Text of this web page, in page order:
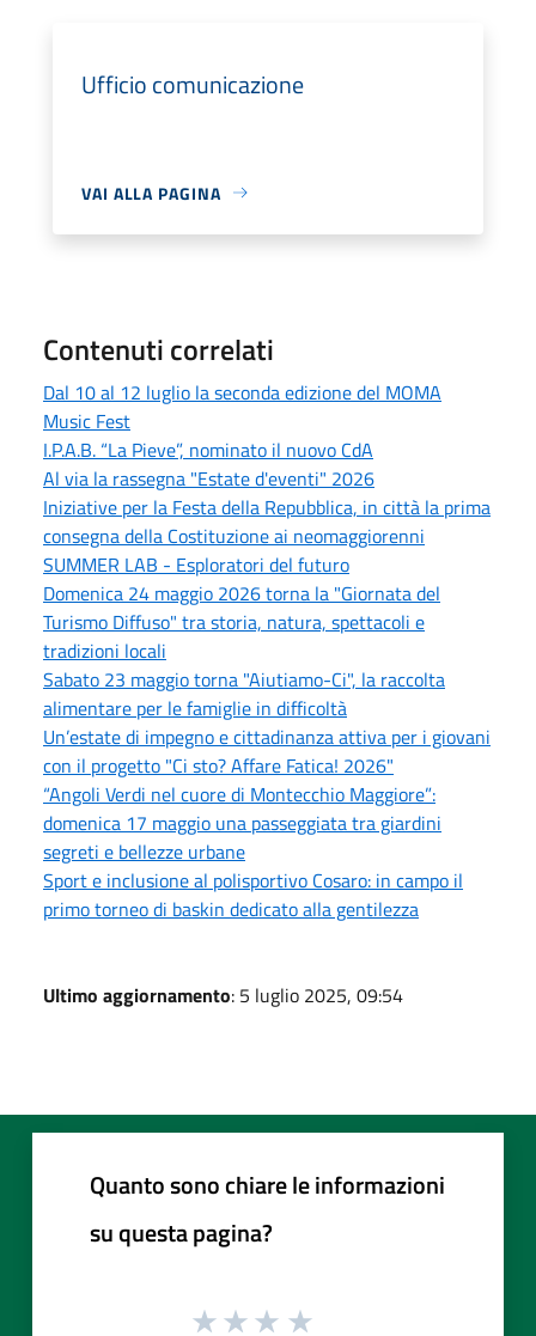
Ufficio comunicazione
VAI ALLA PAGINA
Contenuti correlati
Dal 10 al 12 luglio la seconda edizione del MOMA
Music Fest
I.P.A.B. “La Pieve”, nominato il nuovo CdA
Al via la rassegna "Estate d'eventi" 2026
Iniziative per la Festa della Repubblica, in città la prima
consegna della Costituzione ai neomaggiorenni
SUMMER LAB - Esploratori del futuro
Domenica 24 maggio 2026 torna la "Giornata del
Turismo Diffuso" tra storia, natura, spettacoli e
tradizioni locali
Sabato 23 maggio torna "Aiutiamo-Ci", la raccolta
alimentare per le famiglie in difficoltà
Un’estate di impegno e cittadinanza attiva per i giovani
con il progetto "Ci sto? Affare Fatica! 2026"
“Angoli Verdi nel cuore di Montecchio Maggiore”:
domenica 17 maggio una passeggiata tra giardini
segreti e bellezze urbane
Sport e inclusione al polisportivo Cosaro: in campo il
primo torneo di baskin dedicato alla gentilezza
Ultimo aggiornamento: 5 luglio 2025, 09:54
Quanto sono chiare le informazioni
su questa pagina?